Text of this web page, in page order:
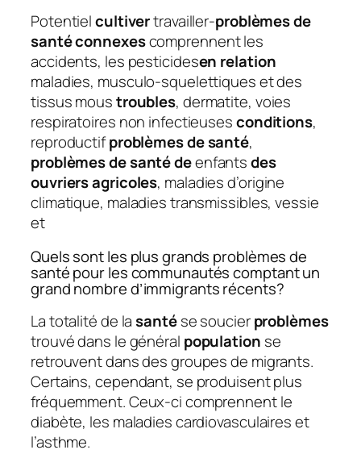
Potentielcultivertravailler-problèmes de
santé connexescomprennent les
accidents, les pesticidesen relation
maladies, musculo-squelettiques et des
tissus moustroubles, dermatite, voies
respiratoires non infectieusesconditions,
reproductifproblèmes de santé,
problèmes de santé deenfantsdes
ouvriers agricoles, maladies d’origine
climatique, maladies transmissibles, vessie
et
Quels sont les plus grands problèmes de
santé pour les communautés comptant un
grand nombre d’immigrants récents?
La totalité de lasantése soucierproblèmes
trouvé dans le général population se
retrouvent dans des groupes de migrants.
Certains, cependant, se produisent plus
fréquemment. Ceux-ci comprennent le
diabète, les maladies cardiovasculaires et
l’asthme.